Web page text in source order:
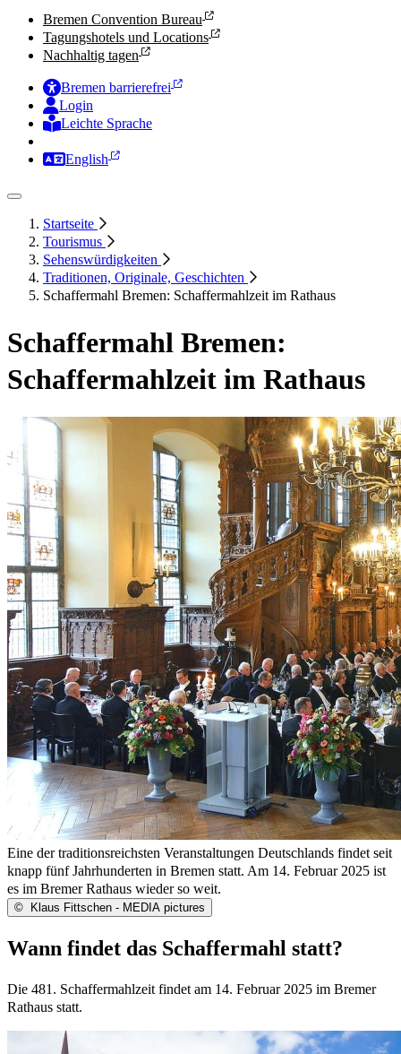
Bremen Convention Bureau
Tagungshotels und Locations
Nachhaltig tagen
Bremen barrierefrei
Login
Leichte Sprache
English
Startseite
Tourismus
Sehenswürdigkeiten
Traditionen, Originale, Geschichten
Schaffermahl Bremen: Schaffermahlzeit im Rathaus
Schaffermahl Bremen:
Schaffermahlzeit im Rathaus
Eine der traditionsreichsten Veranstaltungen Deutschlands findet seit
knapp fünf Jahrhunderten in Bremen statt. Am 14. Februar 2025 ist
es im Bremer Rathaus wieder so weit.
© Klaus Fittschen - MEDIA pictures
Wann findet das Schaffermahl statt?
Die 481. Schaffermahlzeit findet am 14. Februar 2025 im Bremer
Rathaus statt.